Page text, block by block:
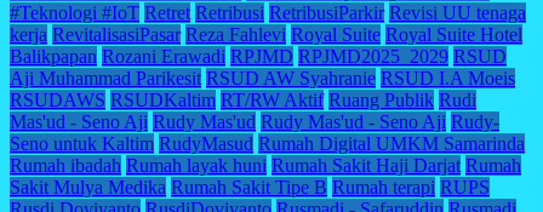
#Teknologi #IoT Retret Retribusi RetribusiParkir Revisi UU tenaga
kerja RevitalisasiPasar Reza Fahlevi Royal Suite Royal Suite Hotel
Balikpapan Rozani Erawadi RPJMD RPJMD2025_2029 RSUD
Aji Muhammad Parikesit RSUD AW Syahranie RSUD I.A Moeis
RSUDAWS RSUDKaltim RT/RW Aktif Ruang Publik Rudi
Mas'ud - Seno Aji Rudy Mas'ud Rudy Mas'ud - Seno Aji Rudy-
Seno untuk Kaltim RudyMasud Rumah Digital UMKM Samarinda
Rumah ibadah Rumah layak huni Rumah Sakit Haji Darjat Rumah
Sakit Mulya Medika Rumah Sakit Tipe B Rumah terapi RUPS